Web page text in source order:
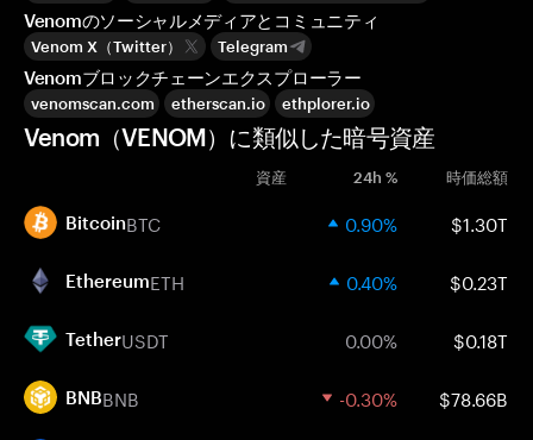
Venomのソーシャルメディアとコミュニティ
Venom X（Twitter） Telegram
Venomブロックチェーンエクスプローラー
venomscan.com etherscan.io ethplorer.io
Venom（VENOM）に類似した暗号資産
資産 24h % 時価総額
BitcoinBTC 0.90% $1.30T
EthereumETH 0.40% $0.23T
TetherUSDT 0.00% $0.18T
BNBBNB -0.30% $78.66B